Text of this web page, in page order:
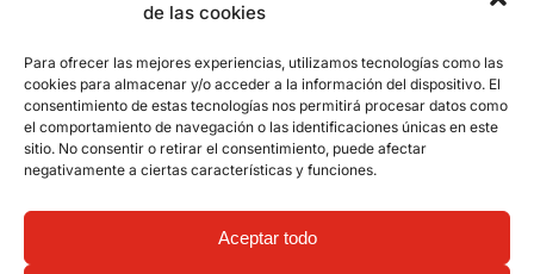
de las cookies
Para ofrecer las mejores experiencias, utilizamos tecnologías como las
cookies para almacenar y/o acceder a la información del dispositivo. El
consentimiento de estas tecnologías nos permitirá procesar datos como
el comportamiento de navegación o las identificaciones únicas en este
sitio. No consentir o retirar el consentimiento, puede afectar
negativamente a ciertas características y funciones.
Aceptar todo